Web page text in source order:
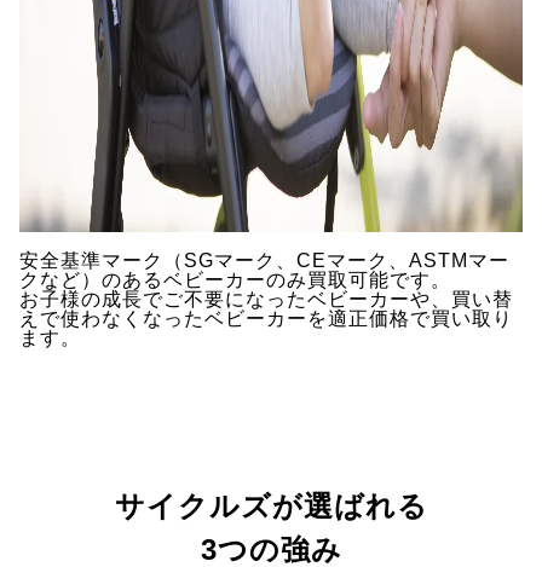
安全基準マーク（SGマーク、CEマーク、ASTMマー
クなど）のあるベビーカーのみ買取可能です。
お子様の成長でご不要になったベビーカーや、買い替
えで使わなくなったベビーカーを適正価格で買い取り
ます。
サイクルズが選ばれる
3つの強み